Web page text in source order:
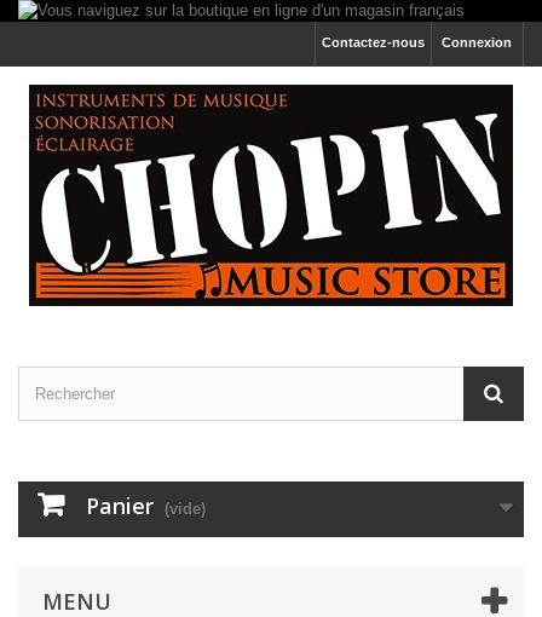
Connexion
Contactez-nous
Panier (vide)
MENU